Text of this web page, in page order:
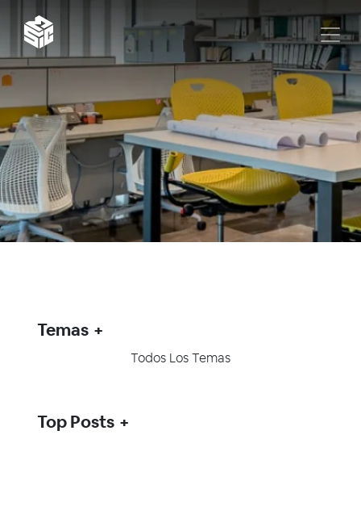
Temas
Todos Los Temas
Top Posts